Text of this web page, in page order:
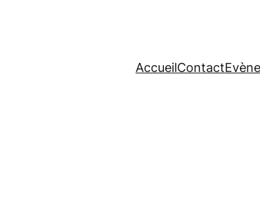
AccueilContact